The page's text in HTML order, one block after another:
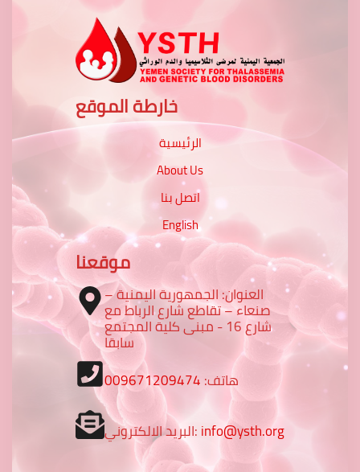
خارطة الموقع
الرئيسية
About Us
اتصل بنا
English
موقعنا
العنوان: الجمهورية اليمنية –
صنعاء – تقاطع شارع الرباط مع
شارع 16 - مبنى كلية المجتمع
سابقا
هاتف:009671209474
البريد الالكتروني:info@ysth.org